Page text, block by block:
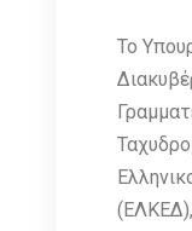
Το
(ΕΛΚΕΔ),